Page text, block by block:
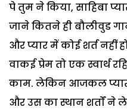
पे तुम ने किया, साहिबा
जाने कितने ही बौलीवुड
और प्यार में कोई शर्त नहीं
वाकई प्रेम तो एक स्वार्थ
काम. लेकिन आजकल प्यार
और उस का स्थान शर्तों ने ले